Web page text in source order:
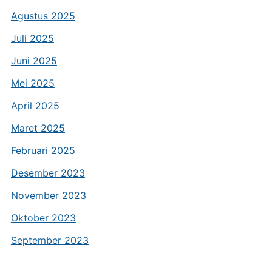
Agustus 2025
Juli 2025
Juni 2025
Mei 2025
April 2025
Maret 2025
Februari 2025
Desember 2023
November 2023
Oktober 2023
September 2023